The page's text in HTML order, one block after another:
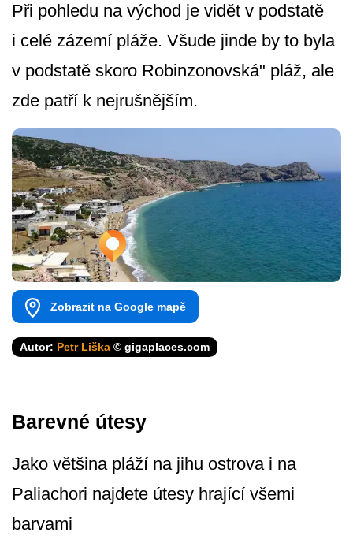
Při pohledu na východ je vidět v podstatě
i celé zázemí pláže. Všude jinde by to byla
v podstatě skoro Robinzonovská" pláž, ale
zde patří k nejrušnějším.
Zobrazit na Google mapě
Autor: Petr Liška © gigaplaces.com
Barevné útesy
Jako většina pláží na jihu ostrova i na
Paliachori najdete útesy hrající všemi
barvami